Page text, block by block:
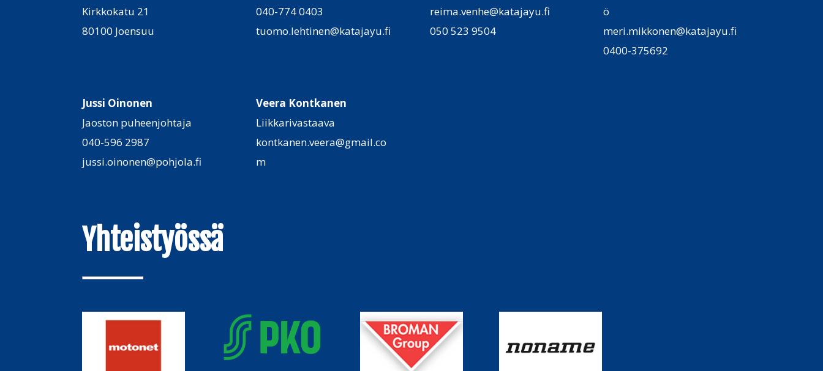
Kirkkokatu 21
80100 Joensuu
040-774 0403
tuomo.lehtinen@katajayu.fi
reima.venhe@katajayu.fi
050 523 9504
ö
meri.mikkonen@katajayu.fi
0400-375692
Jussi Oinonen
Jaoston puheenjohtaja
040-596 2987
jussi.oinonen@pohjola.fi
Veera Kontkanen
Liikkarivastaava
kontkanen.veera@gmail.co
m
Yhteistyössä